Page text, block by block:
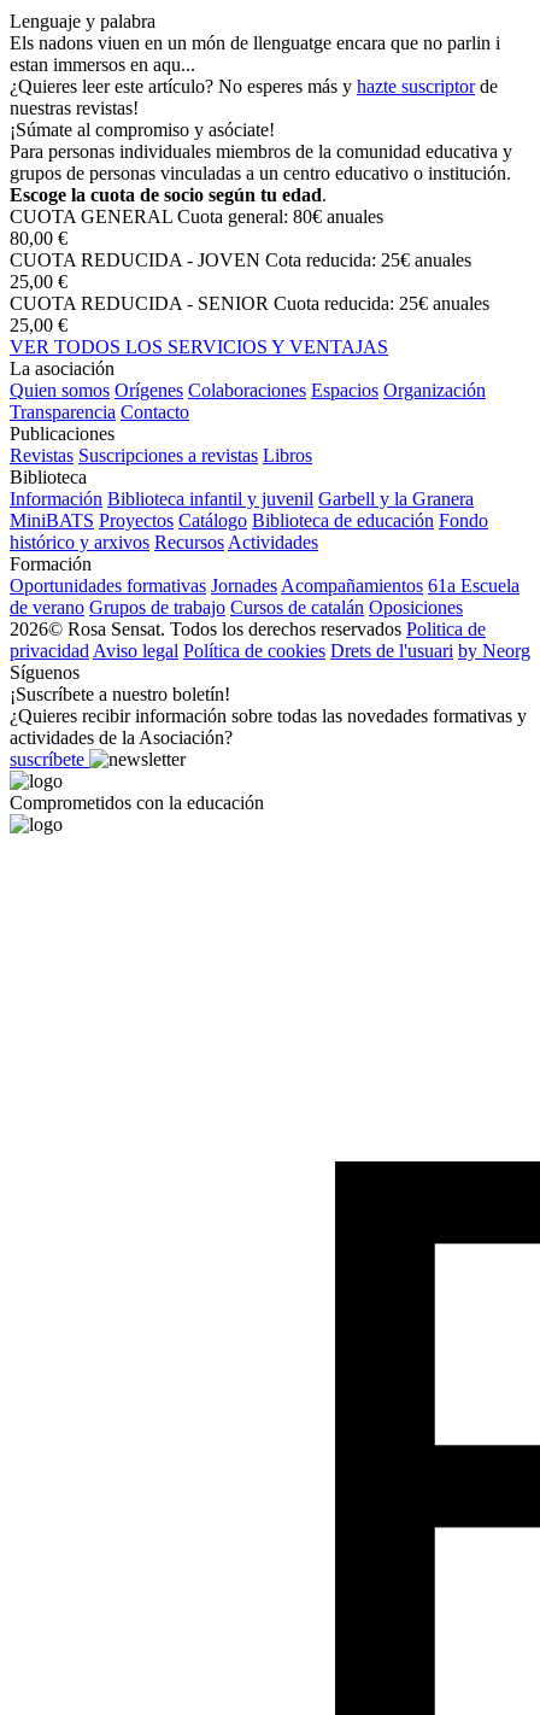
Lenguaje y palabra
Els nadons viuen en un món de llenguatge encara que no parlin i
estan immersos en aqu...
¿Quieres leer este artículo? No esperes más y hazte suscriptor de
nuestras revistas!
¡Súmate al compromiso y asóciate!
Para personas individuales miembros de la comunidad educativa y
grupos de personas vinculadas a un centro educativo o institución.
Escoge la cuota de socio según tu edad.
CUOTA GENERAL Cuota general: 80€ anuales
80,00 €
CUOTA REDUCIDA - JOVEN Cota reducida: 25€ anuales
25,00 €
CUOTA REDUCIDA - SENIOR Cuota reducida: 25€ anuales
25,00 €
VER TODOS LOS SERVICIOS Y VENTAJAS
La asociación
Quien somos Orígenes Colaboraciones Espacios Organización
Transparencia Contacto
Publicaciones
Revistas Suscripciones a revistas Libros
Biblioteca
Información Biblioteca infantil y juvenil Garbell y la Granera
MiniBATS Proyectos Catálogo Biblioteca de educación Fondo
histórico y arxivos Recursos Actividades
Formación
Oportunidades formativas Jornades Acompañamientos 61a Escuela
de verano Grupos de trabajo Cursos de catalán Oposiciones
2026© Rosa Sensat. Todos los derechos reservados Politica de
privacidad Aviso legal Política de cookies Drets de l'usuari by Neorg
Síguenos
¡Suscríbete a nuestro boletín!
¿Quieres recibir información sobre todas las novedades formativas y
actividades de la Asociación?
suscríbete
Comprometidos con la educación